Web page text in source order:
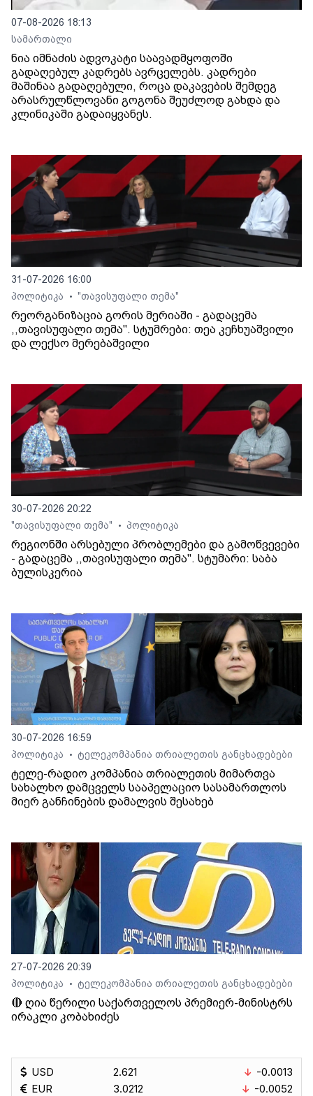
07-08-2026 18:13
სამართალი
ნია იმნაძის ადვოკატი საავადმყოფოში
გადაღებულ კადრებს ავრცელებს. კადრები
მაშინაა გადაღებული, როცა დაკავების შემდეგ
არასრულწლოვანი გოგონა შეუძლოდ გახდა და
კლინიკაში გადაიყვანეს.
31-07-2026 16:00
პოლიტიკა
• "თავისუფალი თემა"
რეორგანიზაცია გორის მერიაში - გადაცემა
,,თავისუფალი თემა". სტუმრები: თეა კეჩხუაშვილი
და ლექსო მერებაშვილი
30-07-2026 20:22
"თავისუფალი თემა"
• პოლიტიკა
რეგიონში არსებული პრობლემები და გამოწვევები
- გადაცემა ,,თავისუფალი თემა". სტუმარი: საბა
ბულისკერია
30-07-2026 16:59
პოლიტიკა
• ტელეკომპანია თრიალეთის განცხადებები
ტელე-რადიო კომპანია თრიალეთის მიმართვა
სახალხო დამცველს სააპელაციო სასამართლოს
მიერ განჩინების დამალვის შესახებ
27-07-2026 20:39
პოლიტიკა
• ტელეკომპანია თრიალეთის განცხადებები
🔴 ღია წერილი საქართველოს პრემიერ-მინისტრს
ირაკლი კობახიძეს
USD
EUR
2.621
3.0212
-0.0013
-0.0052